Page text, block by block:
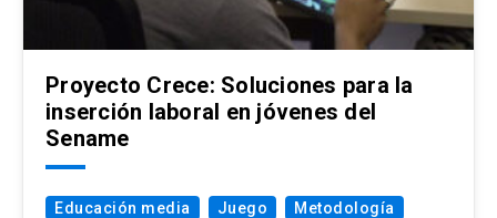
Proyecto Crece: Soluciones para la
inserción laboral en jóvenes del
Sename
Educación media Juego
Metodología